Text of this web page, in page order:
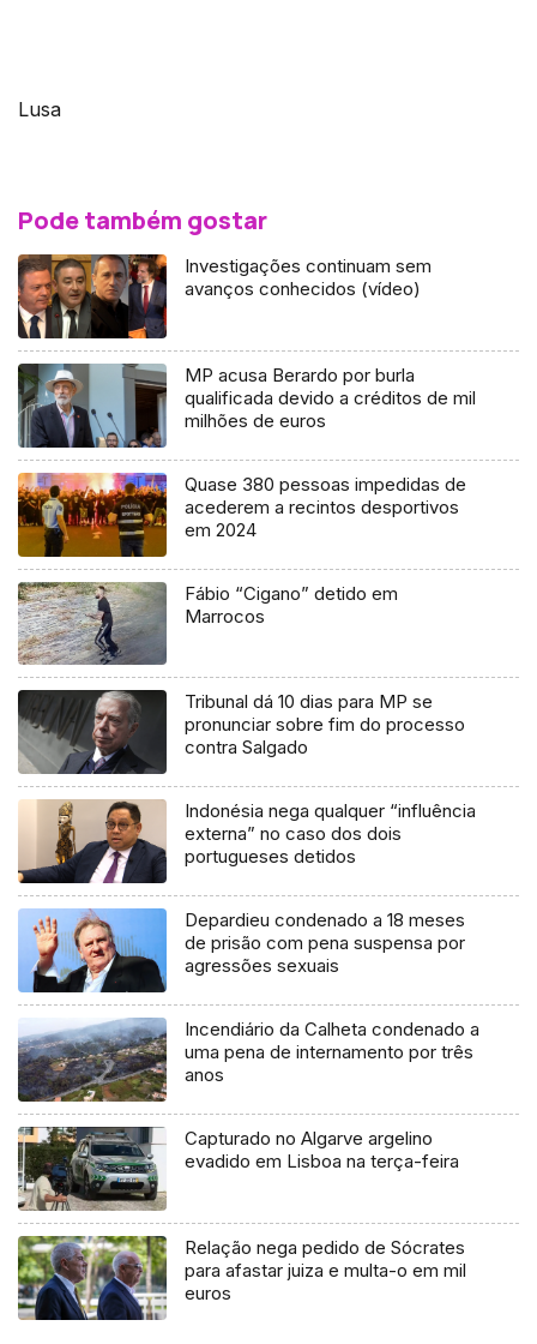
Lusa
Pode também gostar
Investigações continuam sem
avanços conhecidos (vídeo)
MP acusa Berardo por burla
qualificada devido a créditos de mil
milhões de euros
Quase 380 pessoas impedidas de
acederem a recintos desportivos
em 2024
Fábio “Cigano” detido em
Marrocos
Tribunal dá 10 dias para MP se
pronunciar sobre fim do processo
contra Salgado
Indonésia nega qualquer “influência
externa” no caso dos dois
portugueses detidos
Depardieu condenado a 18 meses
de prisão com pena suspensa por
agressões sexuais
Incendiário da Calheta condenado a
uma pena de internamento por três
anos
Capturado no Algarve argelino
evadido em Lisboa na terça-feira
Relação nega pedido de Sócrates
para afastar juiza e multa-o em mil
euros